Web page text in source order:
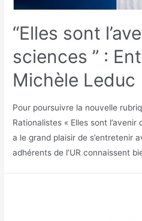
“Elles sont
sciences ” :
Michèle Leduc
Pour poursuivre la nouvelle
Rationalistes « Elles sont
a le grand plaisir de s’entretenir
adhérents de l’UR connaissent